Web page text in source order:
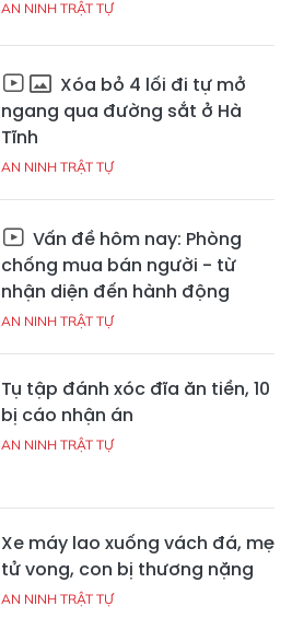
AN NINH TRẬT TỰ
Xóa bỏ 4 lối đi tự mở
ngang qua đường sắt ở Hà
Tĩnh
AN NINH TRẬT TỰ
Vấn đề hôm nay: Phòng
chống mua bán người - từ
nhận diện đến hành động
AN NINH TRẬT TỰ
Tụ tập đánh xóc đĩa ăn tiền, 10
bị cáo nhận án
AN NINH TRẬT TỰ
Xe máy lao xuống vách đá, mẹ
tử vong, con bị thương nặng
AN NINH TRẬT TỰ